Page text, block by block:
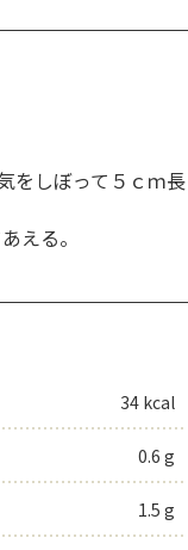
をしぼって５ｃｍ長
える。
34 kcal
0.6 g
1.5 g